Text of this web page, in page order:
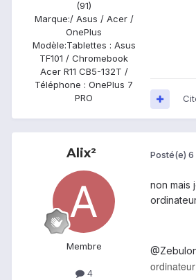
(91)
Marque:/ Asus / Acer /
OnePlus
Modèle:Tablettes : Asus
TF101 / Chromebook
Acer R11 CB5-132T /
Téléphone : OnePlus 7
PRO
Alix²
Membre
4
Posté(e) 6
non mais